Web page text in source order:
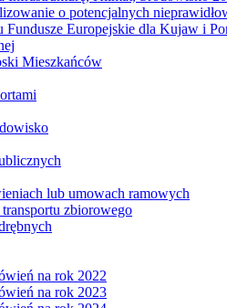
o potencjalnych
Europejskie dla Kujaw i
Mieszkańców
lub umowach ramowych
zbiorowego
na rok 2022
na rok 2023